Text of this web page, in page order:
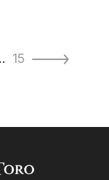
15